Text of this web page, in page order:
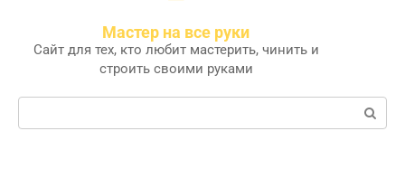
Мастер на все руки
Сайт для тех, кто любит мастерить, чинить и
строить своими руками
Поиск: